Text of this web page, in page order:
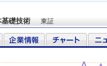
礎技術 東証